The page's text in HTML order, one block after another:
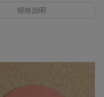
規格說明